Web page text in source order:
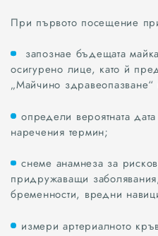
При първото посещение
запознае бъдещата
осигурено лице, като й
„Майчино
определи вероятната
наречения термин;
снеме анамнеза за
придружаващи
бременности, вредни
измери артериалното